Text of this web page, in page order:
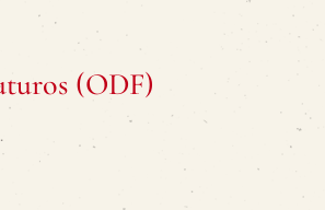
(ODF)
.